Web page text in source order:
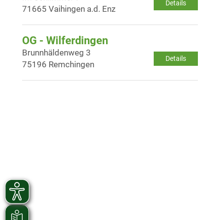
Details
71665 Vaihingen a.d. Enz
OG - Wilferdingen
Details
Brunnhäldenweg 3
75196 Remchingen